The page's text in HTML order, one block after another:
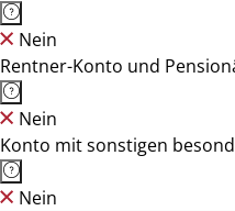
Nein
Rentner-Konto und
Nein
Konto mit sonstigen
Nein